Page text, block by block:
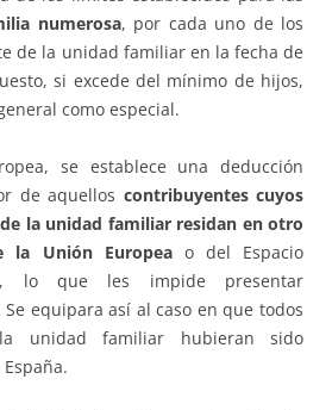
numerosa, por cada uno de los
de la unidad familiar en la fecha de
si excede del mínimo de hijos,
como especial.
se establece una deducción
de aquellos contribuyentes cuyos
la unidad familiar residan en otro
la Unión Europeao del Espacio
lo que les impide presentar
equipara así al caso en que todos
unidad familiar hubieran sido